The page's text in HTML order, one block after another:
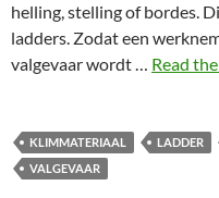
helling, stelling of bordes.
ladders. Zodat een
valgevaar wordt … Read
KLIMMATERIAAL LADDER
VALGEVAAR